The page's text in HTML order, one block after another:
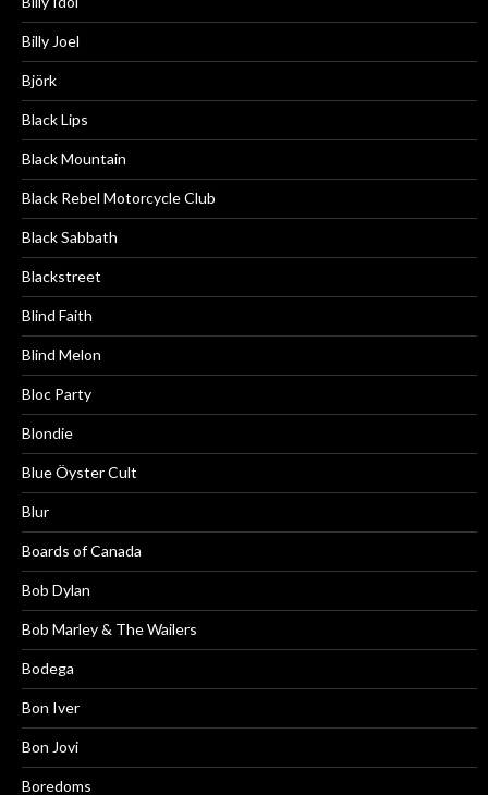
Billy Joel
Björk
Black Lips
Black Mountain
Black Rebel Motorcycle Club
Black Sabbath
Blackstreet
Blind Faith
Blind Melon
Bloc Party
Blondie
Blue Öyster Cult
Blur
Boards of Canada
Bob Dylan
Bob Marley & The Wailers
Bodega
Bon Iver
Bon Jovi
Boredoms